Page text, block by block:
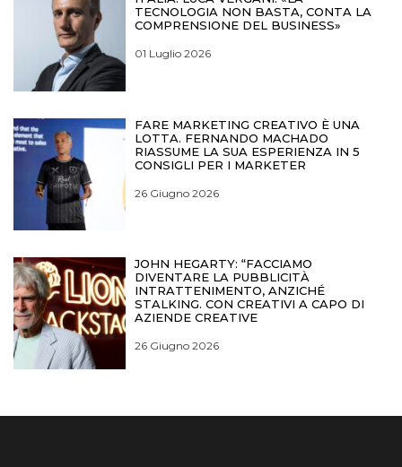
TECNOLOGIA NON BASTA, CONTA LA
COMPRENSIONE DEL BUSINESS»
01 Luglio 2026
FARE MARKETING CREATIVO È UNA
LOTTA. FERNANDO MACHADO
RIASSUME LA SUA ESPERIENZA IN 5
CONSIGLI PER I MARKETER
26 Giugno 2026
JOHN HEGARTY: “FACCIAMO
DIVENTARE LA PUBBLICITÀ
INTRATTENIMENTO, ANZICHÉ
STALKING. CON CREATIVI A CAPO DI
AZIENDE CREATIVE
26 Giugno 2026